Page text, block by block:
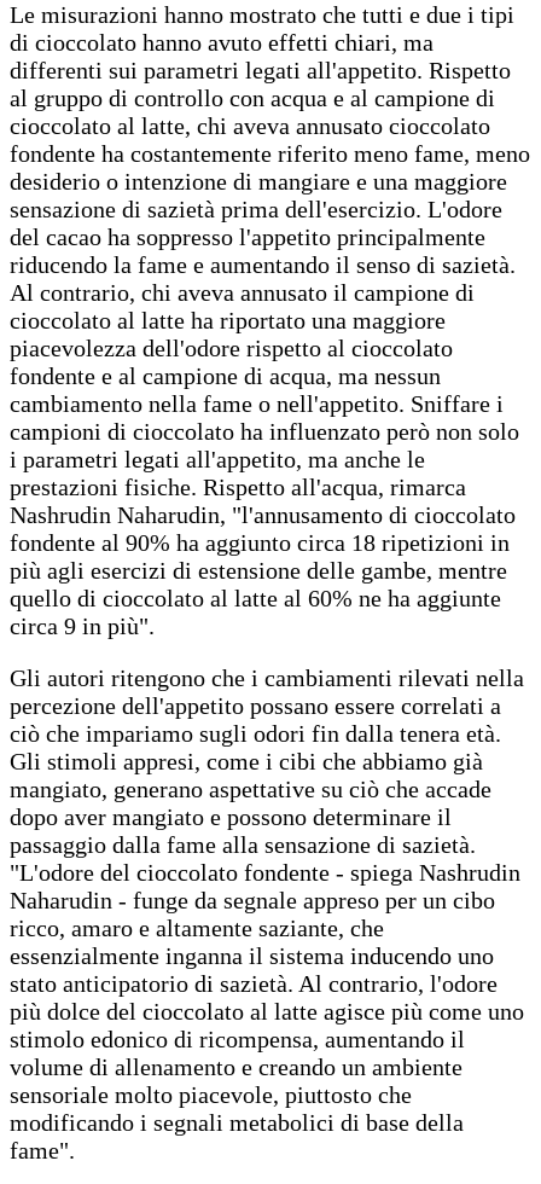
Le misurazioni hanno mostrato che tutti e due i tipi
di cioccolato hanno avuto effetti chiari, ma
differenti sui parametri legati all'appetito. Rispetto
al gruppo di controllo con acqua e al campione di
cioccolato al latte, chi aveva annusato cioccolato
fondente ha costantemente riferito meno fame, meno
desiderio o intenzione di mangiare e una maggiore
sensazione di sazietà prima dell'esercizio. L'odore
del cacao ha soppresso l'appetito principalmente
riducendo la fame e aumentando il senso di sazietà.
Al contrario, chi aveva annusato il campione di
cioccolato al latte ha riportato una maggiore
piacevolezza dell'odore rispetto al cioccolato
fondente e al campione di acqua, ma nessun
cambiamento nella fame o nell'appetito. Sniffare i
campioni di cioccolato ha influenzato però non solo
i parametri legati all'appetito, ma anche le
prestazioni fisiche. Rispetto all'acqua, rimarca
Nashrudin Naharudin, "l'annusamento di cioccolato
fondente al 90% ha aggiunto circa 18 ripetizioni in
più agli esercizi di estensione delle gambe, mentre
quello di cioccolato al latte al 60% ne ha aggiunte
circa 9 in più".
Gli autori ritengono che i cambiamenti rilevati nella
percezione dell'appetito possano essere correlati a
ciò che impariamo sugli odori fin dalla tenera età.
Gli stimoli appresi, come i cibi che abbiamo già
mangiato, generano aspettative su ciò che accade
dopo aver mangiato e possono determinare il
passaggio dalla fame alla sensazione di sazietà.
"L'odore del cioccolato fondente - spiega Nashrudin
Naharudin - funge da segnale appreso per un cibo
ricco, amaro e altamente saziante, che
essenzialmente inganna il sistema inducendo uno
stato anticipatorio di sazietà. Al contrario, l'odore
più dolce del cioccolato al latte agisce più come uno
stimolo edonico di ricompensa, aumentando il
volume di allenamento e creando un ambiente
sensoriale molto piacevole, piuttosto che
modificando i segnali metabolici di base della
fame".